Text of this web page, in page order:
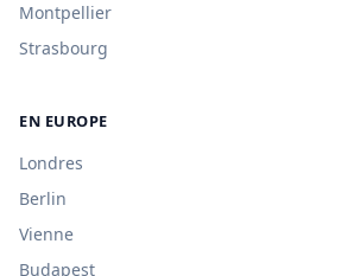
Montpellier
Strasbourg
EN EUROPE
Londres
Berlin
Vienne
Budapest